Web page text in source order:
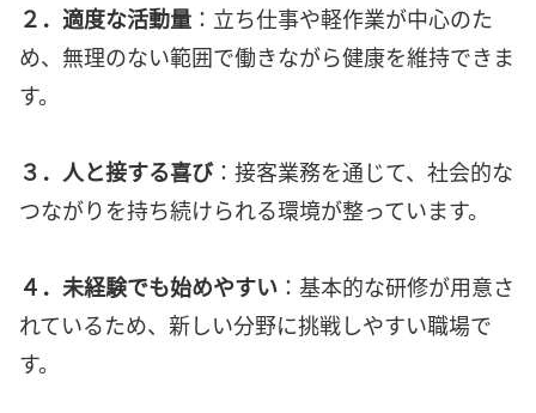
２．適度な活動量 ：立ち仕事や軽作業が中心のた
め、無理のない範囲で働きながら健康を維持できま
す。
３．人と接する喜び：接客業務を通じて、社会的な
つながりを持ち続けられる環境が整っています。
４．未経験でも始めやすい ：基本的な研修が用意さ
れているため、新しい分野に挑戦しやすい職場で
す。